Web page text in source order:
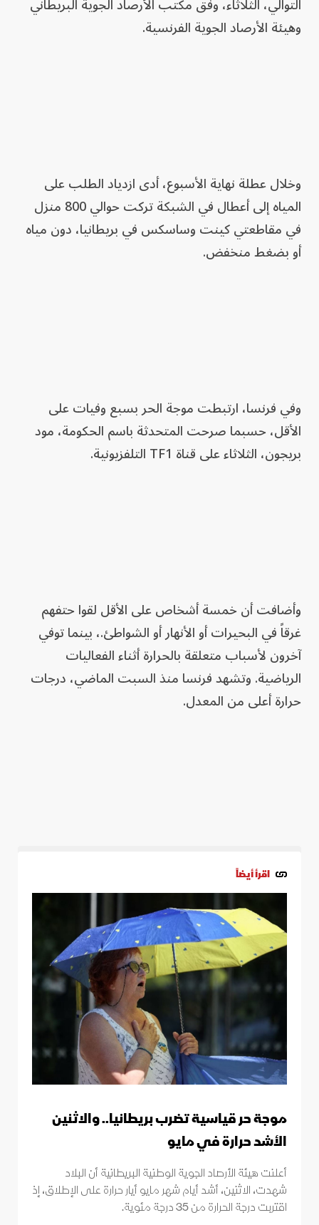
وهيئة الأرصاد الجوية الفرنسية.
وخلال عطلة نهاية الأسبوع، أدى ازدياد الطلب على
المياه إلى أعطال في الشبكة تركت حوالي 800 منزل
في مقاطعتي كينت وساسكس في بريطانيا، دون مياه
أو بضغط منخفض.
وفي فرنسا، ارتبطت موجة الحر بسبع وفيات على
الأقل، حسبما صرحت المتحدثة باسم الحكومة، مود
بريجون، الثلاثاء على قناة TF1 التلفزيونية.
وأضافت أن خمسة أشخاص على الأقل لقوا حتفهم
غرقاً في البحيرات أو الأنهار أو الشواطئ.، بينما توفي
آخرون لأسباب متعلقة بالحرارة أثناء الفعاليات
الرياضية. وتشهد فرنسا منذ السبت الماضي، درجات
حرارة أعلى من المعدل.
اقرأ أيضاً
موجة حر قياسية تضرب بريطانيا.. والاثنين
الأشد حرارة في مايو
أعلنت هيئة الأرصاد الجوية الوطنية البريطانية أن البلاد
شهدت، الاثنين، أشد أيام شهر مايو أيار حرارة على الإطلاق، إذ
اقتربت درجة الحرارة من 35 درجة مئوية.